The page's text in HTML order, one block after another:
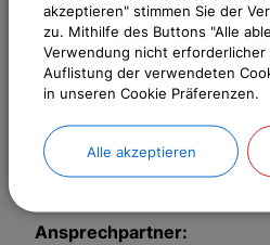
Leistungen der
der Landkreis.
Weitere Informationen
Ansprechpartner:
akzeptieren" stimmen Sie der
zu. Mithilfe des Buttons "Alle
Verwendung nicht erforderlicher
Auflistung der verwendeten
in unseren Cookie Präferenzen.
Alle akzeptieren